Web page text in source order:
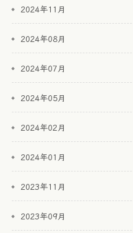
2024年11月
2024年08月
2024年07月
2024年05月
2024年02月
2024年01月
2023年11月
2023年09月